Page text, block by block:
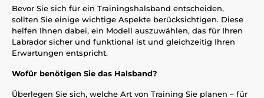
Bevor Sie sich für ein Trainingshalsband entscheiden,
sollten Sie einige wichtige Aspekte berücksichtigen. Diese
helfen Ihnen dabei, ein Modell auszuwählen, das für Ihren
Labrador sicher und funktional ist und gleichzeitig Ihren
Erwartungen entspricht.
Wofür benötigen Sie das Halsband?
Überlegen Sie sich, welche Art von Training Sie planen – für